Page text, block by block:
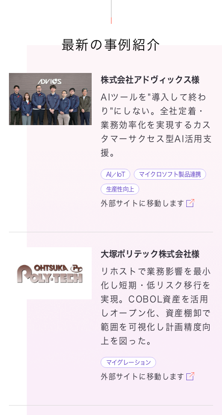
Convergent
CSIRTスタートアップサポート
Cyber NEXT
Deep Security IT Protection Service
DevOps・CI／CD・テスト自動化支援サービス
Dynamics 365（CRM）
最新の事例紹介
株式会社アドヴィックス様
AIツールを"導入して終わ
り"にしない。全社定着・
業務効率化を実現するカス
タマーサクセス型AI活用支
援。
AI／IoT マイクロソフト製品連携
生産性向上
外部サイトに移動します
大塚ポリテック株式会社様
リホストで業務影響を最小
化し短期・低リスク移行を
実現。COBOL資産を活用
しオープン化、資産棚卸で
範囲を可視化し計画精度向
上を図った。
マイグレーション
外部サイトに移動します